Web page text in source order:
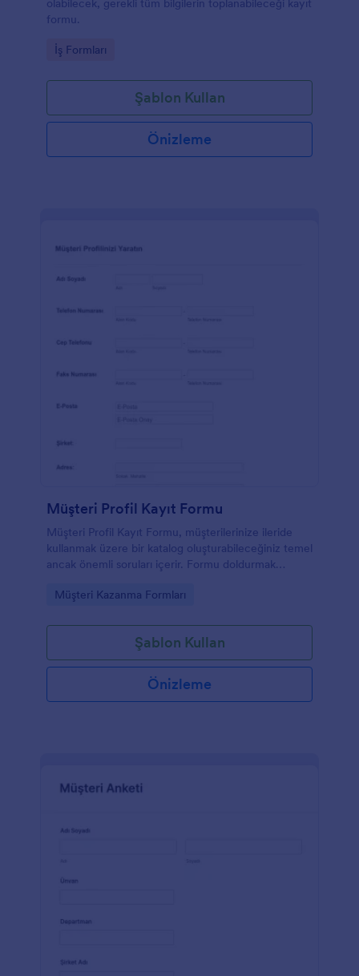
olabilecek, gerekli tüm bilgilerin toplanabileceği kayıt
formu.
Go to Category:
İş Formları
Şablon Kullan
Önizleme
Müşteri Profil Kayıt Formu
Müşteri Profil Kayıt Formu, müşterilerinize ileride
kullanmak üzere bir katalog oluşturabileceğiniz temel
ancak önemli soruları içerir. Formu doldurmak
Müşteri Profil Kayıt Formu müşterilerle kolayca
Go to Category:
Müşteri Kazanma Formları
Şablon Kullan
Önizleme